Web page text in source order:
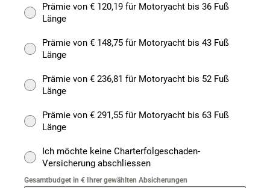
Prämie von € 120,19 für Motoryacht bis 36 Fuß
Länge
Prämie von € 148,75 für Motoryacht bis 43 Fuß
Länge
Prämie von € 236,81 für Motoryacht bis 52 Fuß
Länge
Prämie von € 291,55 für Motoryacht bis 63 Fuß
Länge
Ich möchte keine Charterfolgeschaden-
Versicherung abschliessen
Gesamtbudget in € Ihrer gewählten Absicherungen